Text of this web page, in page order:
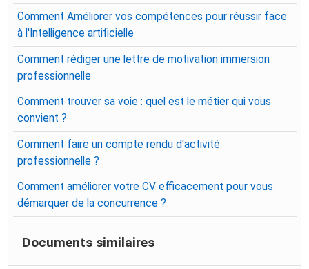
Comment Améliorer vos compétences pour réussir face
à l'Intelligence artificielle
Comment rédiger une lettre de motivation immersion
professionnelle
Comment trouver sa voie : quel est le métier qui vous
convient ?
Comment faire un compte rendu d'activité
professionnelle ?
Comment améliorer votre CV efficacement pour vous
démarquer de la concurrence ?
Documents similaires